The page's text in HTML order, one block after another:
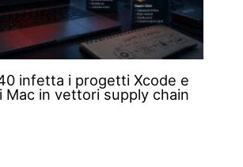
infetta i progetti Xcode e
Mac in vettori supply chain